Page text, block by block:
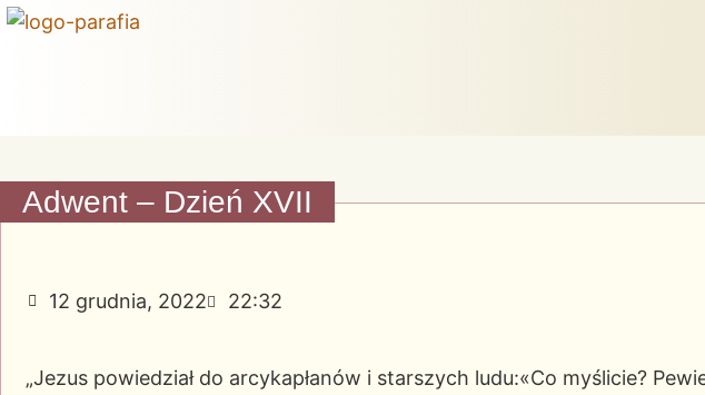
Adwent – Dzień XVII
12 grudnia, 2022 22:32
„Jezus powiedział do arcykapłanów i starszych ludu:«Co myślicie?